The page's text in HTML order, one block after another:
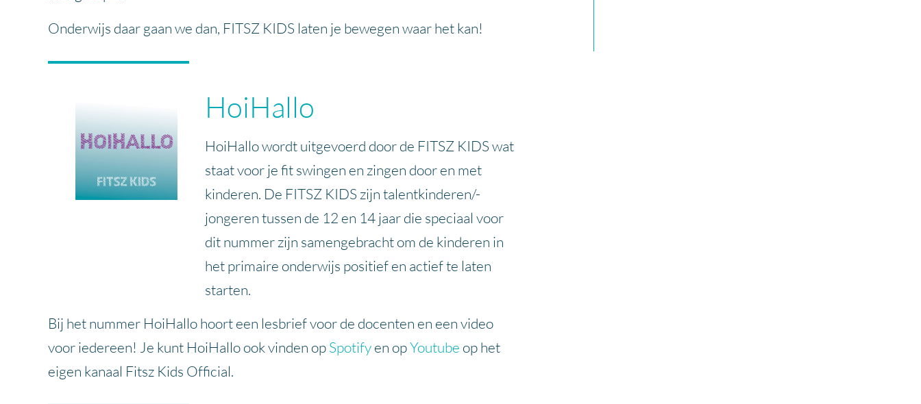
Onderwijs daar gaan we dan, FITSZ KIDS laten je bewegen waar het kan!
HoiHallo
HoiHallo wordt uitgevoerd door de FITSZ KIDS wat
staat voor je fit swingen en zingen door en met
kinderen. De FITSZ KIDS zijn talentkinderen/-
jongeren tussen de 12 en 14 jaar die speciaal voor
dit nummer zijn samengebracht om de kinderen in
het primaire onderwijs positief en actief te laten
starten.
Bij het nummer HoiHallo hoort een lesbrief voor de docenten en een video
voor iedereen! Je kunt HoiHallo ook vinden opSpotifyen opYoutube op het
eigen kanaal Fitsz Kids Official.